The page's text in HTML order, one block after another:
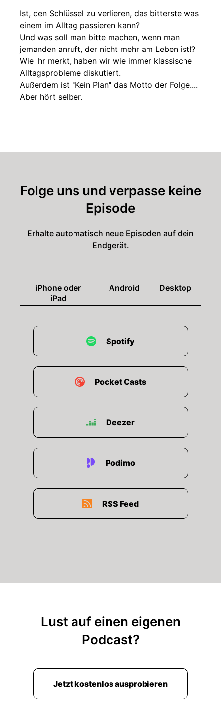
Ist, den Schlüssel zu verlieren, das bitterste was
einem im Alltag passieren kann?
Und was soll man bitte machen, wenn man
jemanden anruft, der nicht mehr am Leben ist!?
Wie ihr merkt, haben wir wie immer klassische
Alltagsprobleme diskutiert.
Außerdem ist "Kein Plan" das Motto der Folge....
Aber hört selber.
Folge uns und verpasse keine
Episode
Erhalte automatisch neue Episoden auf dein
Endgerät.
iPhone oder
iPad
Android Desktop
Spotify
Pocket Casts
Deezer
Podimo
RSS Feed
Lust auf einen eigenen
Podcast?
Jetzt kostenlos ausprobieren